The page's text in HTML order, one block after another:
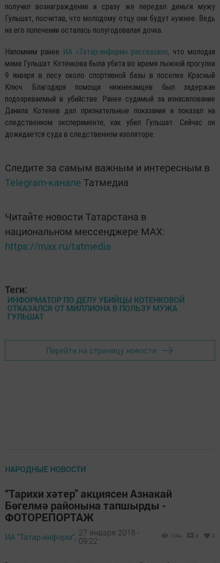
получил вознаграждение и сразу же передал деньги мужу
Гульшат, посчитав, что молодому отцу они будут нужнее. Ведь
на его попечении осталась полугодовалая дочка.
Напомним ранее ИА «Татар-информ» рассказало, что молодая
мама Гульшат Котенкова была убита во время лыжной прогулки
9 января в лесу около спортивной базы в поселке Красный
Ключ. Благодаря помощи нижнекамцев был задержан
подозреваемый в убийстве. Ранее судимый за изнасилование
Данила Котенев дал признательные показания и показал на
следственном эксперименте, как убил Гульшат. Сейчас он
дожидается суда в следственном изоляторе.
Следите за самым важным и интересным в
Telegram-канале Татмедиа
Читайте новости Татарстана в
национальном мессенджере MАХ:
https://max.ru/tatmedia
Теги:
ИНФОРМАТОР ПО ДЕЛУ УБИЙЦЫ КОТЕНКОВОЙ
ОТКАЗАЛСЯ ОТ МИЛЛИОНА В ПОЛЬЗУ МУЖА
ГУЛЬШАТ
Перейти на страницу новости
НАРОДНЫЕ НОВОСТИ
“Тарихи хәтер" акциясен Азнакай
Бөгелмә районына тапшырды -
ФОТОРЕПОРТАЖ
ИА "Татар-информ", 27 января 2018 -
09:22
1294 0 0